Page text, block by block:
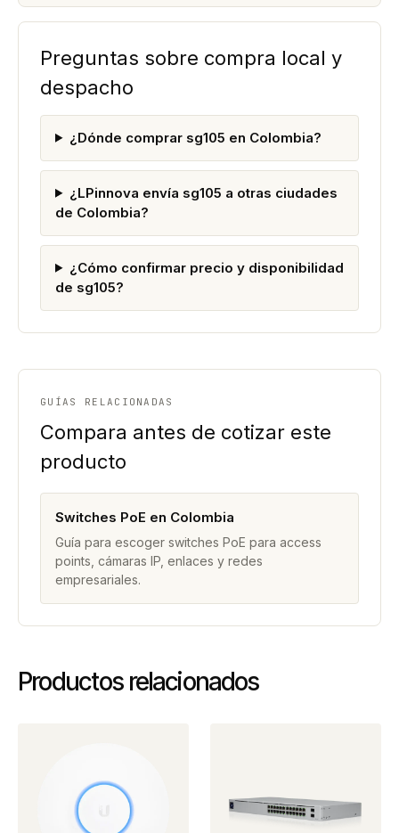
Preguntas sobre compra local y
despacho
¿Dónde comprar sg105 en Colombia?
¿LPinnova envía sg105 a otras ciudades
de Colombia?
¿Cómo confirmar precio y disponibilidad
de sg105?
GUÍAS RELACIONADAS
Compara antes de cotizar este
producto
Switches PoE en Colombia
Guía para escoger switches PoE para access
points, cámaras IP, enlaces y redes
empresariales.
Productos relacionados